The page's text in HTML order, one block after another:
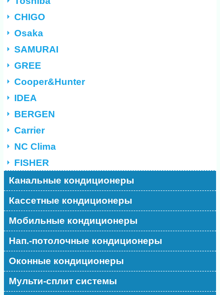
CHIGO
Osaka
SAMURAI
GREE
Cooper&Hunter
IDEA
BERGEN
Carrier
NC Clima
FISHER
Канальные кондиционеры
Кассетные кондиционеры
Мобильные кондиционеры
Нап.-потолочные кондиционеры
Оконные кондиционеры
Мульти-сплит системы